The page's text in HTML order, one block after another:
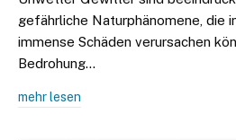
gefährliche Naturphänomene, die
immense Schäden verursachen
Bedrohung…
mehr lesen